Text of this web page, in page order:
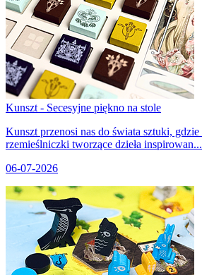
Kunszt - Secesyjne piękno na stole
Kunszt przenosi nas do świata sztuki,
rzemieślniczki tworzące dzieła inspirowan...
06-07-2026